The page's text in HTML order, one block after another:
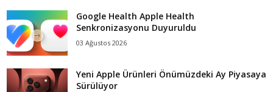
Google Health Apple Health
Senkronizasyonu Duyuruldu
03 Ağustos 2026
Yeni Apple Ürünleri Önümüzdeki Ay Piyasaya
Sürülüyor